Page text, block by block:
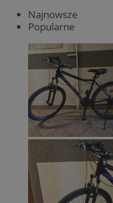
Najnowsze
Popularne